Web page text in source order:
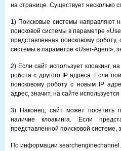
на странице. Существует несколько
1) Поисковые системы направляют
поисковой системы в параметре
представленная поисковому
системы в параметре «User-Agent»,
2) Если сайт использует клоакинг,
робота с другого IP адреса. Если
поисковому роботу с новым IP
адрес, значит, на сайте используется
3) Наконец, сайт может посетить
наличие клоакинга. Если
представленной поисковой системе,
По информации